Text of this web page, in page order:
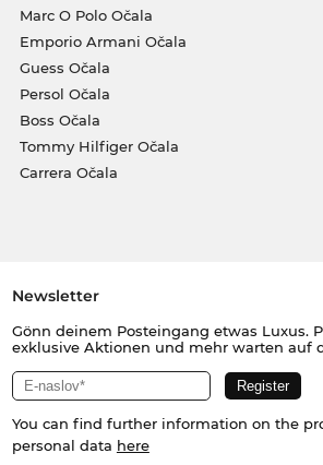
Marc O Polo Očala
Emporio Armani Očala
Guess Očala
Persol Očala
Boss Očala
Tommy Hilfiger Očala
Carrera Očala
Newsletter
Gönn deinem Posteingang etwas Luxus.
exklusive Aktionen und mehr warten auf
You can find further information on the
personal data here